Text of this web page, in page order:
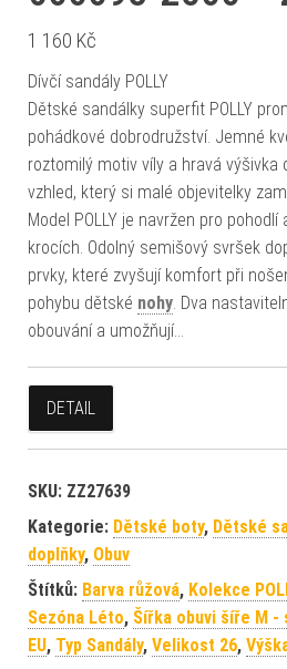
1 160 Kč
Dívčí sandály POLLY
Dětské sandálky superfit POLLY
pohádkové dobrodružství. Jemné
roztomilý motiv víly a hravá výšivka
vzhled, který si malé objevitelky
Model POLLY je navržen pro
krocích. Odolný semišový svršek
prvky, které zvyšují komfort při
pohybu dětské nohy . Dva
obouvání a umožňují…
DETAIL
SKU: ZZ27639
Kategorie: Dětské boty, Dětské
doplňky, Obuv
Štítků: Barva růžová, Kolekce
Sezóna Léto, Šířka obuvi šíře M -
EU, Typ Sandály, Velikost 26,